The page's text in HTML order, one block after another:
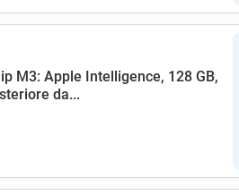
M3: Apple Intelligence, 128 GB,
da...